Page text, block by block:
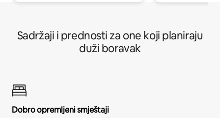
Sadržaji i prednosti za one koji planiraju
duži boravak
Dobro opremljeni smještaji